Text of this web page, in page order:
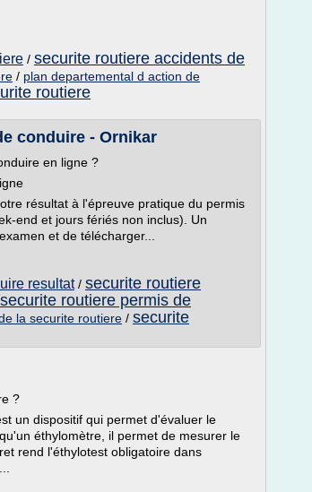
/ securite routiere accidents de
/ plan departemental d action de
routiere
conduire - Ornikar
en ligne ?
résultat à l'épreuve pratique du permis
end et jours fériés non inclus). Un
et de télécharger...
resultat/ securite routiere
routiere permis de
la securite routiere / securite
?
un dispositif qui permet d'évaluer le
éthylomètre, il permet de mesurer le
rend l'éthylotest obligatoire dans